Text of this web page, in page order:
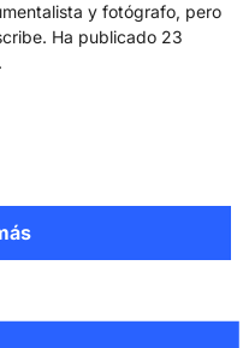
y fotógrafo, pero
Ha publicado 23